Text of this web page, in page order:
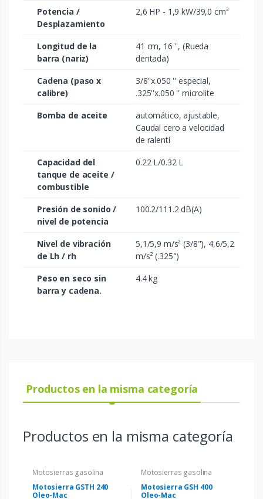
Potencia /
Desplazamiento
2,6 HP - 1,9 kW/39,0 cm³
Longitud de la
barra (nariz)
41 cm, 16 '', (Rueda
dentada)
Cadena (paso x
calibre)
3/8''x.050 '' especial,
.325''x.050 '' microlite
Bomba de aceite
automático, ajustable,
Caudal cero a velocidad
de ralentí
Capacidad del
tanque de aceite /
combustible
0.22 L/0.32 L
Presión de sonido /
nivel de potencia
100.2/111.2 dB(A)
Nivel de vibración
de Lh / rh
5,1/5,9 m/s² (3/8"), 4,6/5,2
m/s² (.325")
Peso en seco sin
barra y cadena.
4.4 kg
Productos en la misma categoría
Productos en la misma categoría
Motosierras gasolina
Motosierra GSTH 240
Oleo-Mac
Motosierras gasolina
Motosierra GSH 400
Oleo-Mac